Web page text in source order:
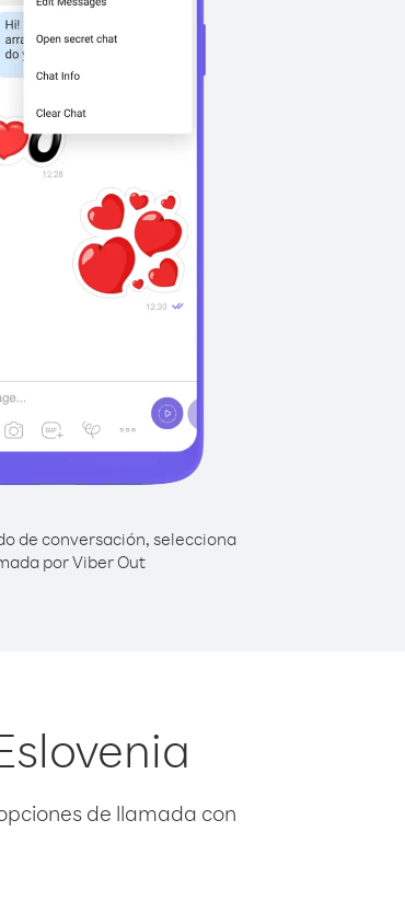
de conversación, selecciona
por Viber Out
de llamada con